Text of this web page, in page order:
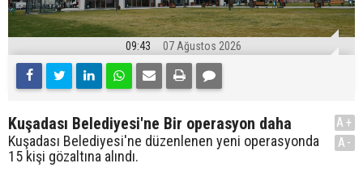
09:43 07 Ağustos 2026
Kuşadası Belediyesi'ne Bir operasyon daha
Kuşadası Belediyesi'ne düzenlenen yeni operasyonda
15 kişi gözaltına alındı.
A+
A-